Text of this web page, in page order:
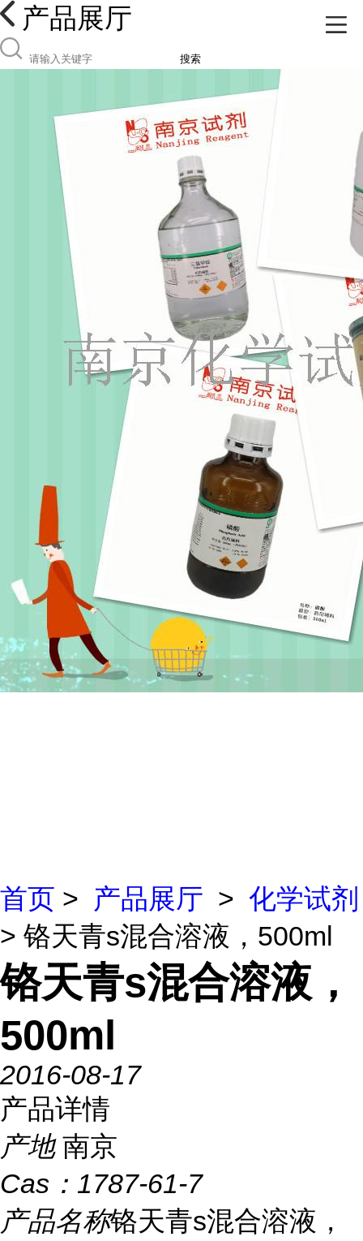
产品展厅
搜索
首页 > 产品展厅 > 化学试剂
> 铬天青s混合溶液，500ml
铬天青s混合溶液，
500ml
2016-08-17
产品详情
产地 南京
Cas： 1787-61-7
产品名称铬天青s混合溶液，